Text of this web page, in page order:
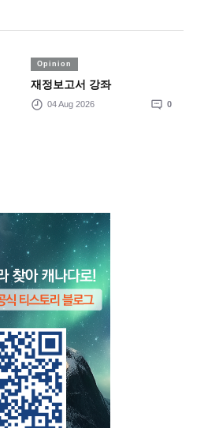
Opinion
재정보고서 강좌
04 Aug 2026 0